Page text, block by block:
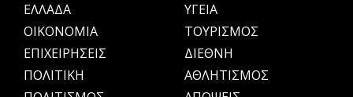
ΕΛΛΑΔΑ
OIKONOMIA
ΕΠΙΧΕΙΡΗΣΕΙΣ
ΠΟΛΙΤΙΚΗ
ΥΓΕΙΑ
ΤΟΥΡΙΣΜΟΣ
ΔΙΕΘΝΗ
ΑΘΛΗΤΙΣΜΟΣ